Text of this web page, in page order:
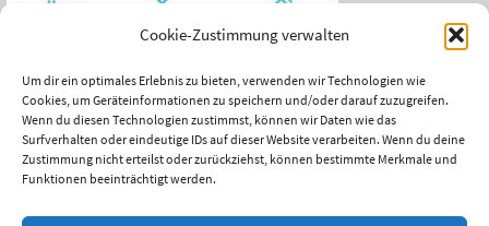
Cookie-Zustimmung verwalten
Um dir ein optimales Erlebnis zu bieten, verwenden wir Technologien wie
Cookies, um Geräteinformationen zu speichern und/oder darauf zuzugreifen.
Wenn du diesen Technologien zustimmst, können wir Daten wie das
Surfverhalten oder eindeutige IDs auf dieser Website verarbeiten. Wenn du deine
Zustimmung nicht erteilst oder zurückziehst, können bestimmte Merkmale und
Funktionen beeinträchtigt werden.
Das aktuelle Wetter in Mariazell
Unwetter Warnzentrale
Satellitenbild ZAMG
ÖAMTC Verkehrsservice